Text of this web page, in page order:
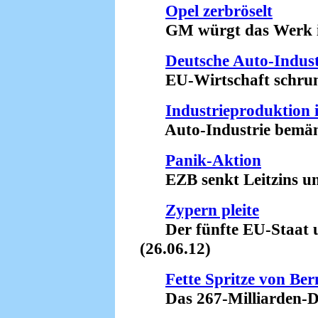
Opel zerbröselt
GM würgt das Werk
Deutsche Auto-
EU-Wirtschaft
Industrieproduktion
Auto-Industrie
Panik-Aktion
EZB senkt Leitzins
Zypern pleite
Der fünfte EU-Staat
(26.06.12)
Fette Spritze von
Das 267-Milliarden-